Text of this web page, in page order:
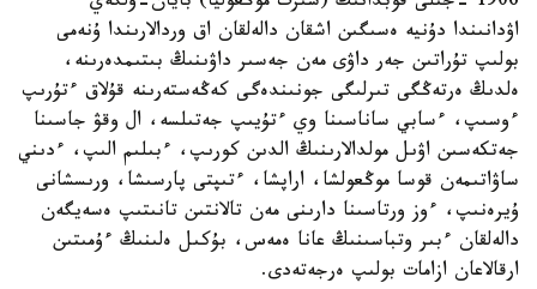
اۋدانىندا دۇنيە ەسىگىن اشقان دالەلقان اق وردالارىندا ۇنەمى
بولىپ تۇراتىن جەر داۋى مەن جەسىر داۋىنىڭ بىتىمدەرىنە،
ەلدىڭ ەرتەڭگى تىرلىگى جونىندەگى كەڭەستەرىنە قۇلاق ءتۇرىپ
ءوسىپ، ءسابي ساناسىنا وي ءتۇيىپ جەتىلسە، ال وقۋ جاسىنا
جەتكەسىن اۋىل مولدالارىنىڭ الدىن كورىپ، ءبىلىم الىپ، ءدىني
ساۋاتىمەن قوسا موڭعولشا، اراپشا، ءتىپتى پارسىشا، ورىسشانى
ۇيرەنىپ، ءوز ورتاسىنا دارىنى مەن تالانتىن تانىتىپ ەسەيگەن
دالەلقان ءبىر وتباسىنىڭ عانا ەمەس، بۇكىل ەلىنىڭ ءۇمىتىن
ارقالاعان ازامات بولىپ ەرجەتەدى.